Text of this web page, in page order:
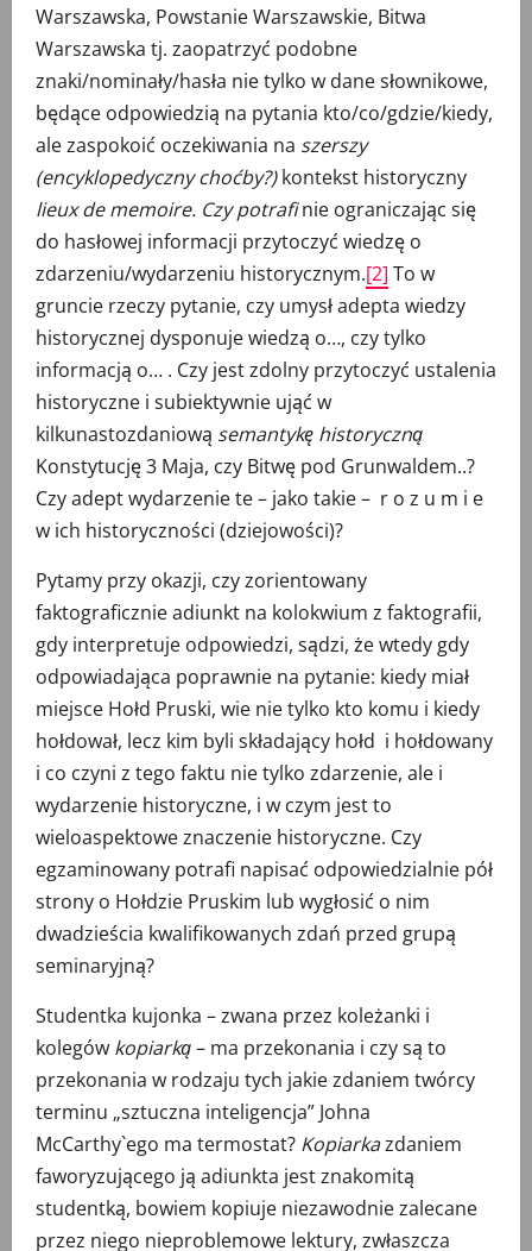
Warszawska, Powstanie Warszawskie, Bitwa
Warszawska tj. zaopatrzyć podobne
znaki/nominały/hasła nie tylko w dane słownikowe,
będące odpowiedzią na pytania kto/co/gdzie/kiedy,
ale zaspokoić oczekiwania na szerszy
(encyklopedyczny choćby?)kontekst historyczny
lieux de memoire. Czy potrafinie ograniczając się
do hasłowej informacji przytoczyć wiedzę o
zdarzeniu/wydarzeniu historycznym.[2] To w
gruncie rzeczy pytanie, czy umysł adepta wiedzy
historycznej dysponuje wiedzą o…, czy tylko
informacją o… . Czy jest zdolny przytoczyć ustalenia
historyczne i subiektywnie ująć w
kilkunastozdaniową semantykę historyczną
Konstytucję 3 Maja, czy Bitwę pod Grunwaldem..?
Czy adept wydarzenie te – jako takie – r o z u m i e
w ich historyczności (dziejowości)?
Pytamy przy okazji, czy zorientowany
faktograficznie adiunkt na kolokwium z faktografii,
gdy interpretuje odpowiedzi, sądzi, że wtedy gdy
odpowiadająca poprawnie na pytanie: kiedy miał
miejsce Hołd Pruski, wie nie tylko kto komu i kiedy
hołdował, lecz kim byli składający hołd i hołdowany
i co czyni z tego faktu nie tylko zdarzenie, ale i
wydarzenie historyczne, i w czym jest to
wieloaspektowe znaczenie historyczne. Czy
egzaminowany potrafi napisać odpowiedzialnie pół
strony o Hołdzie Pruskim lub wygłosić o nim
dwadzieścia kwalifikowanych zdań przed grupą
seminaryjną?
Studentka kujonka – zwana przez koleżanki i
kolegów kopiarką– ma przekonania i czy są to
przekonania w rodzaju tych jakie zdaniem twórcy
terminu „sztuczna inteligencja” Johna
McCarthy`ego ma termostat? Kopiarkazdaniem
faworyzującego ją adiunkta jest znakomitą
studentką, bowiem kopiuje niezawodnie zalecane
przez niego nieproblemowe lektury, zwłaszcza